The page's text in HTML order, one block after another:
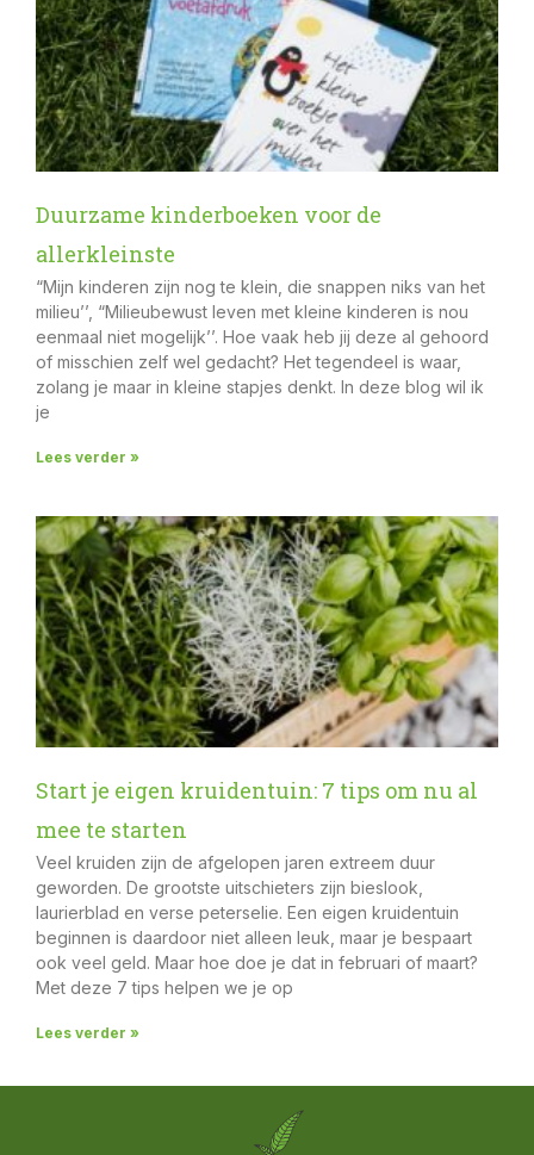
Duurzame kinderboeken voor de
allerkleinste
“Mijn kinderen zijn nog te klein, die snappen niks van het
milieu’’, “Milieubewust leven met kleine kinderen is nou
eenmaal niet mogelijk’’. Hoe vaak heb jij deze al gehoord
of misschien zelf wel gedacht? Het tegendeel is waar,
zolang je maar in kleine stapjes denkt. In deze blog wil ik
je
Lees verder »
Start je eigen kruidentuin: 7 tips om nu al
mee te starten
Veel kruiden zijn de afgelopen jaren extreem duur
geworden. De grootste uitschieters zijn bieslook,
laurierblad en verse peterselie. Een eigen kruidentuin
beginnen is daardoor niet alleen leuk, maar je bespaart
ook veel geld. Maar hoe doe je dat in februari of maart?
Met deze 7 tips helpen we je op
Lees verder »